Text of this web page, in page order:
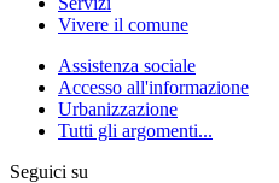
Vivere il comune
Assistenza sociale
Accesso all'informazione
Urbanizzazione
Tutti gli argomenti...
Seguici su